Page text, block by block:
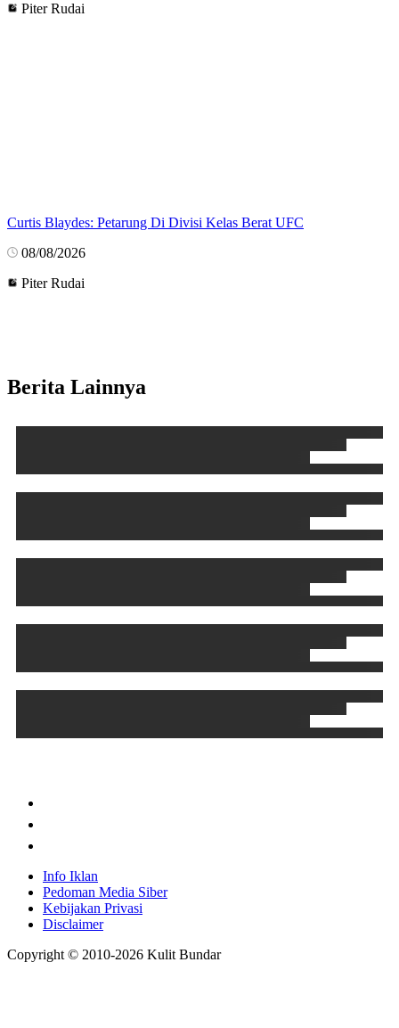
Piter Rudai
Curtis Blaydes: Petarung Di Divisi Kelas Berat UFC
08/08/2026
Piter Rudai
Berita Lainnya
Info Iklan
Pedoman Media Siber
Kebijakan Privasi
Disclaimer
Copyright © 2010-2026 Kulit Bundar